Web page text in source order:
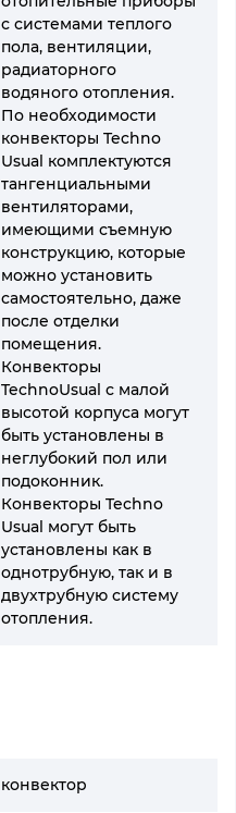
с системами теплого
пола, вентиляции,
радиаторного
водяного отопления.
По необходимости
конвекторы Techno
Usual комплектуются
тангенциальными
вентиляторами,
имеющими съемную
конструкцию, которые
можно установить
самостоятельно, даже
после отделки
помещения.
Конвекторы
TechnoUsual с малой
высотой корпуса могут
быть установлены в
неглубокий пол или
подоконник.
Конвекторы Techno
Usual могут быть
установлены как в
однотрубную, так и в
двухтрубную систему
отопления.
конвектор